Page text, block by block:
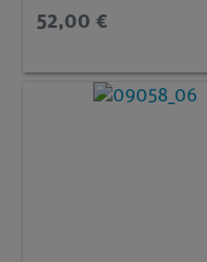
52,00 €